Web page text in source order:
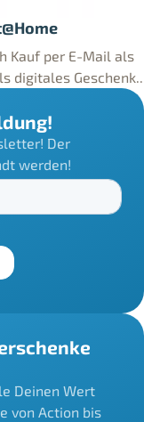
Kauf per E-Mail als
digitales Geschenk..
Der
werden!
Deinen Wert
von Action bis